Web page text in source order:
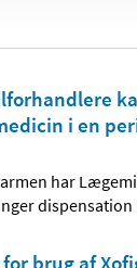
i en
har
dispensation